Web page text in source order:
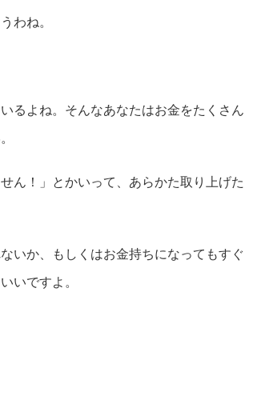
わね。
るよね。そんなあなたはお金をたくさん
ん！」とかいって、あらかた取り上げた
いか、もしくはお金持ちになってもすぐ
いですよ。